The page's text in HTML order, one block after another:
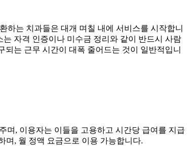
하는 치과들은 대개 며칠 내에 서비스를 시작합니
자격 인증이나 미수금 정리와 같이 반드시 사람
는 근무 시간이 대폭 줄어드는 것이 일반적입니
며, 이용자는 이들을 고용하고 시간당 급여를 지급
며, 월 정액 요금으로 이용 가능합니다.